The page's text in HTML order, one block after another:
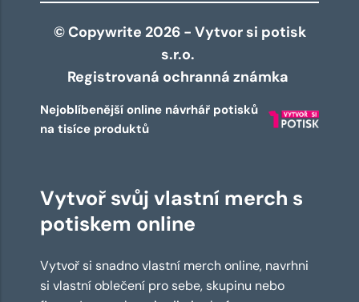
© Copywrite 2026 - Vytvor si potisk
s.r.o.
Registrovaná ochranná známka
Nejoblíbenější online návrhář potisků
na tisíce produktů
Vytvoř svůj vlastní merch s
potiskem online
Vytvoř si snadno vlastní merch online, navrhni
si vlastní oblečení pro sebe, skupinu nebo